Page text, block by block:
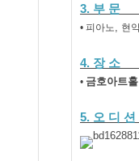
3. 부 문
• 피아노, 현
4. 장 소
• 금호아트
5. 오 디